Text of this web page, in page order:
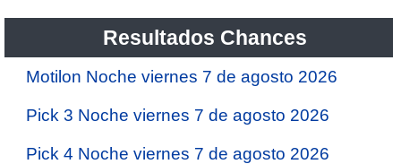
Resultados Chances
Motilon Noche viernes 7 de agosto 2026
Pick 3 Noche viernes 7 de agosto 2026
Pick 4 Noche viernes 7 de agosto 2026